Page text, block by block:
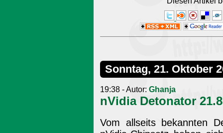
Sonntag, 21. Oktober
19:38 - Autor: Ghanja
nVidia Detonator
Vom allseits bekannten